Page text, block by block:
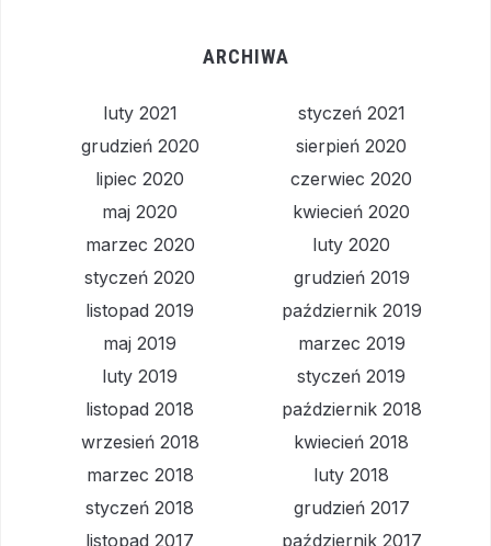
ARCHIWA
luty 2021
styczeń 2021
grudzień 2020
sierpień 2020
lipiec 2020
czerwiec 2020
maj 2020
kwiecień 2020
marzec 2020
luty 2020
styczeń 2020
grudzień 2019
listopad 2019
październik 2019
maj 2019
marzec 2019
luty 2019
styczeń 2019
listopad 2018
październik 2018
wrzesień 2018
kwiecień 2018
marzec 2018
luty 2018
styczeń 2018
grudzień 2017
listopad 2017
październik 2017